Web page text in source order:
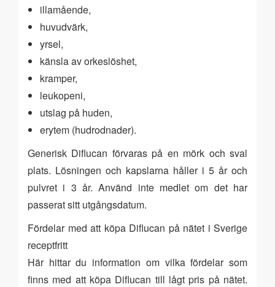
illamående,
huvudvärk,
yrsel,
känsla av orkeslöshet,
kramper,
leukopeni,
utslag på huden,
erytem (hudrodnader).
Generisk Diflucan förvaras på en mörk och sval
plats. Lösningen och kapslarna håller i 5 år och
pulvret i 3 år. Använd inte medlet om det har
passerat sitt utgångsdatum.
Fördelar med att köpa Diflucan på nätet i Sverige
receptfritt
Här hittar du information om vilka fördelar som
finns med att köpa Diflucan till lågt pris på nätet.